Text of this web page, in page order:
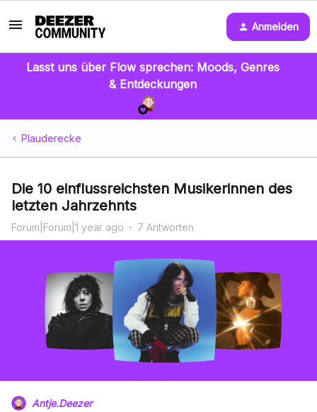
Anmelden
Lasst uns über Flow sprechen: Moods, Genres
& Entdeckungen
Plauderecke
Die 10 einflussreichsten Musikerinnen des
letzten Jahrzehnts
Forum|Forum|1 year ago 7 Antworten
Antje.Deezer